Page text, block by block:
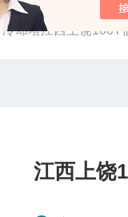
却塔江西上饶100T
江西上饶